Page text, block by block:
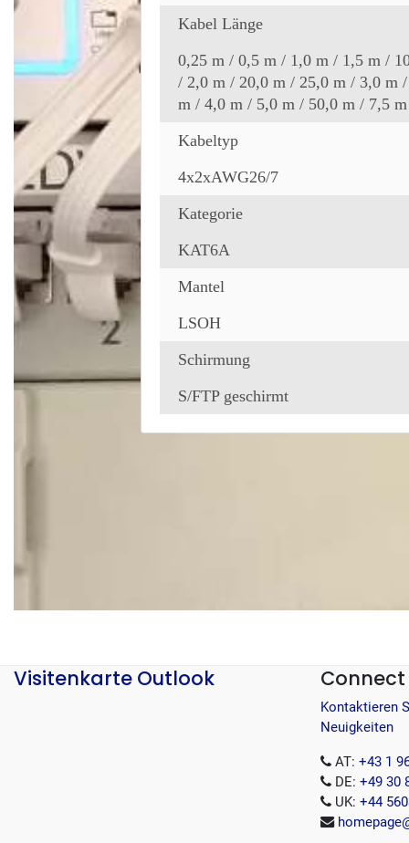
Kabel Länge
0,25 m / 0,5 m / 1,0 m / 1,5 m /
/ 2,0 m / 20,0 m / 25,0 m / 3,0 m
m / 4,0 m / 5,0 m / 50,0 m / 7,5 m
Kabeltyp
4x2xAWG26/7
Kategorie
KAT6A
Mantel
LSOH
Schirmung
S/FTP geschirmt
Visitenkarte Outlook
Kontaktieren
Neuigkeiten
AT: +43 1
DE: +49 30
UK: +44